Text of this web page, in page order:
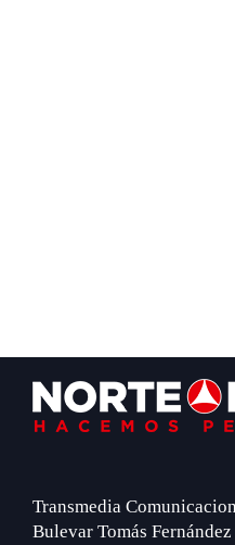
Footer
Transmedia
Bulevar Tomás